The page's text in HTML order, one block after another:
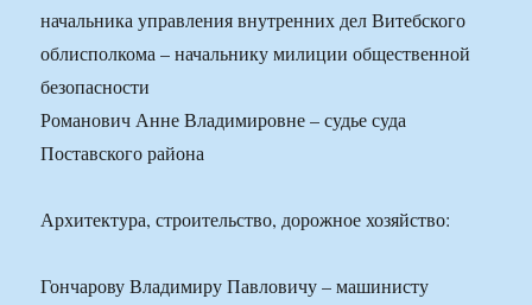
начальника управления внутренних дел Витебского
облисполкома – начальнику милиции общественной
безопасности
Романович Анне Владимировне – судье суда
Поставского района
Архитектура, строительство, дорожное хозяйство:
Гончарову Владимиру Павловичу – машинисту